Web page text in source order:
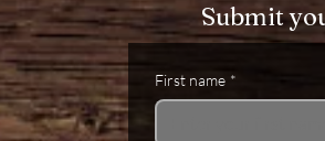
Submit
First name *